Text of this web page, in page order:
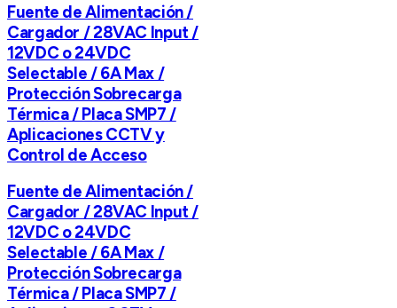
Fuente de Alimentación /
Cargador / 28VAC Input /
12VDC o 24VDC
Selectable / 6A Max /
Protección Sobrecarga
Térmica / Placa SMP7 /
Aplicaciones CCTV y
Control de Acceso
Fuente de Alimentación /
Cargador / 28VAC Input /
12VDC o 24VDC
Selectable / 6A Max /
Protección Sobrecarga
Térmica / Placa SMP7 /